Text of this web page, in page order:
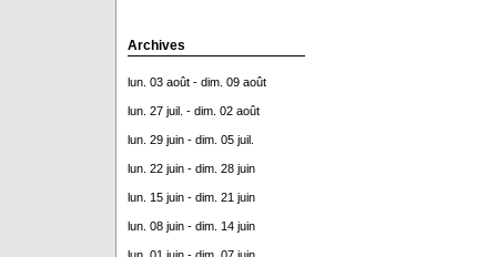
Archives
lun. 03 août - dim. 09 août
lun. 27 juil. - dim. 02 août
lun. 29 juin - dim. 05 juil.
lun. 22 juin - dim. 28 juin
lun. 15 juin - dim. 21 juin
lun. 08 juin - dim. 14 juin